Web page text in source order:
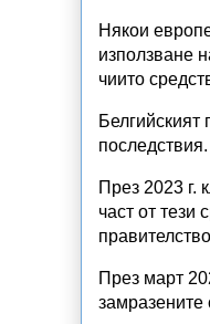
Някои
използване
чиито
последствия.
През 2023 г.
част от тези
През март
замразените